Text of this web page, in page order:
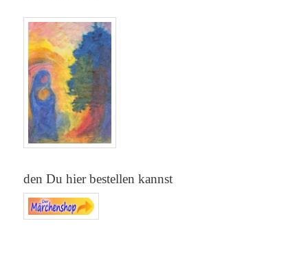
den Du hier bestellen kannst